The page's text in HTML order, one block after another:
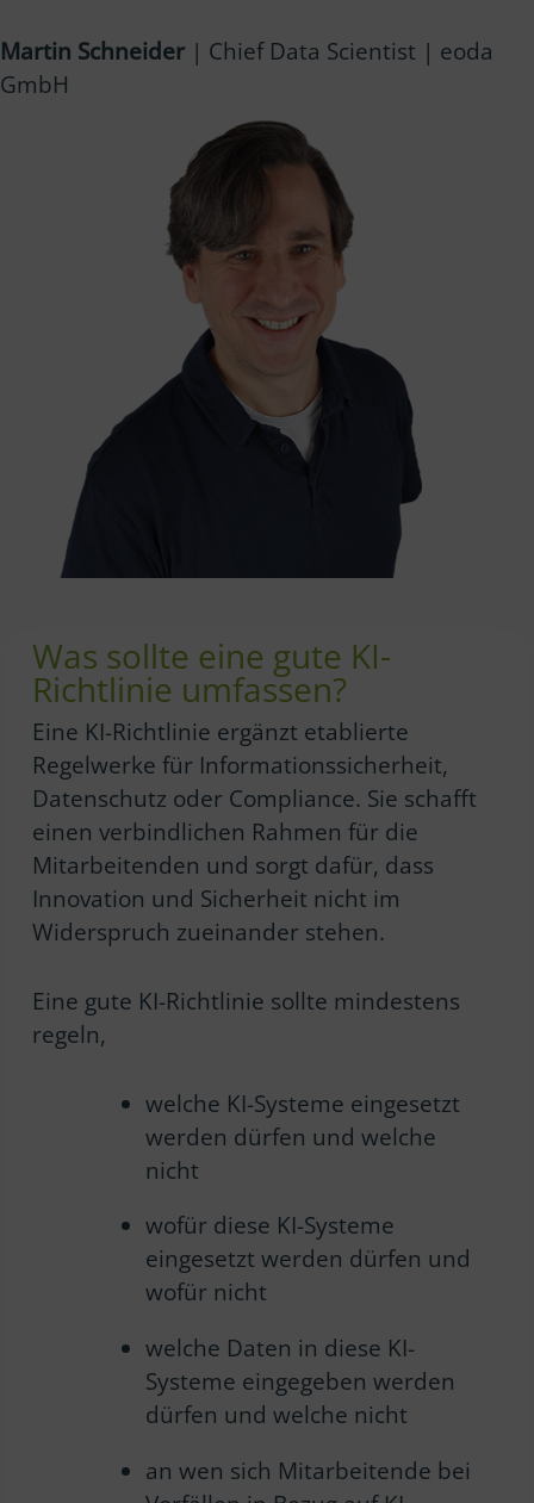
Martin Schneider | Chief Data Scientist | eoda
GmbH
Was sollte eine gute KI-
Richtlinie umfassen?
Eine KI-Richtlinie ergänzt etablierte
Regelwerke für Informationssicherheit,
Datenschutz oder Compliance. Sie schafft
einen verbindlichen Rahmen für die
Mitarbeitenden und sorgt dafür, dass
Innovation und Sicherheit nicht im
Widerspruch zueinander stehen.
Eine gute KI-Richtlinie sollte mindestens
regeln,
welche KI-Systeme eingesetzt
werden dürfen und welche
nicht
wofür diese KI-Systeme
eingesetzt werden dürfen und
wofür nicht
welche Daten in diese KI-
Systeme eingegeben werden
dürfen und welche nicht
an wen sich Mitarbeitende bei